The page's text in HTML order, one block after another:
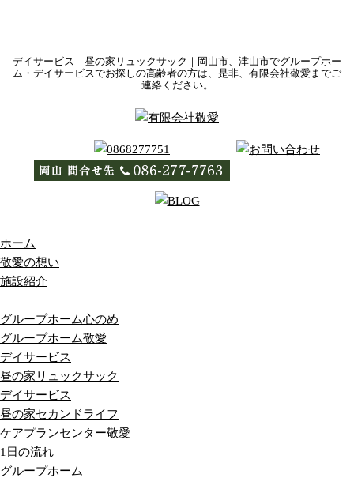
デイサービス 昼の家リュックサック｜岡山市、津山市でグループホー
ム・デイサービスでお探しの高齢者の方は、是非、有限会社敬愛までご
連絡ください。
ホーム
敬愛の想い
施設紹介
グループホーム心のめ
グループホーム敬愛
デイサービス
昼の家リュックサック
デイサービス
昼の家セカンドライフ
ケアプランセンター敬愛
1日の流れ
グループホーム